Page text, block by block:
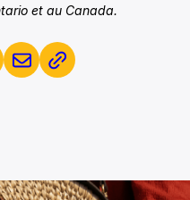
et au Canada.